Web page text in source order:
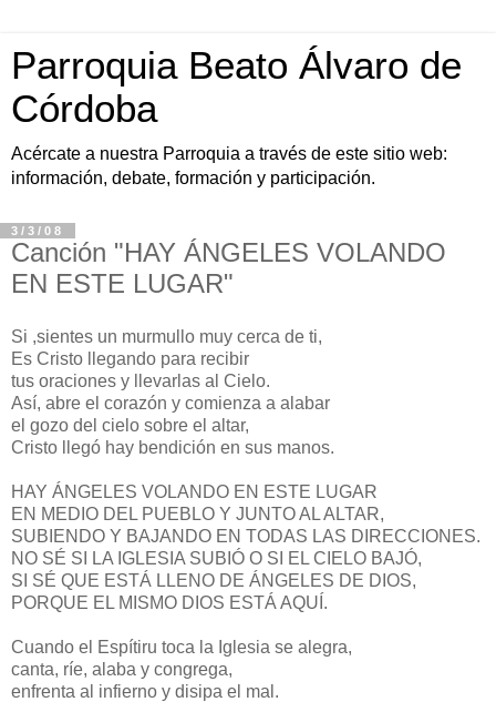
Parroquia Beato Álvaro de
Córdoba
Acércate a nuestra Parroquia a través de este sitio web:
información, debate, formación y participación.
3/3/08
Canción "HAY ÁNGELES VOLANDO
EN ESTE LUGAR"
Si ,sientes un murmullo muy cerca de ti,
Es Cristo llegando para recibir
tus oraciones y llevarlas al Cielo.
Así, abre el corazón y comienza a alabar
el gozo del cielo sobre el altar,
Cristo llegó hay bendición en sus manos.
HAY ÁNGELES VOLANDO EN ESTE LUGAR
EN MEDIO DEL PUEBLO Y JUNTO AL ALTAR,
SUBIENDO Y BAJANDO EN TODAS LAS DIRECCIONES.
NO SÉ SI LA IGLESIA SUBIÓ O SI EL CIELO BAJÓ,
SI SÉ QUE ESTÁ LLENO DE ÁNGELES DE DIOS,
PORQUE EL MISMO DIOS ESTÁ AQUÍ.
Cuando el Espítiru toca la Iglesia se alegra,
canta, ríe, alaba y congrega,
enfrenta al infierno y disipa el mal.